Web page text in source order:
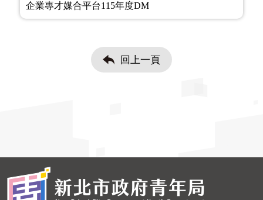
企業專才媒合平台115年度DM
回上一頁